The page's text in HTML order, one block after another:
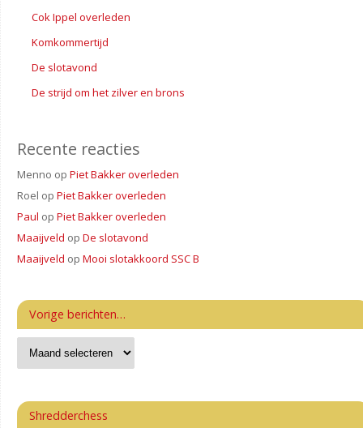
Cok Ippel overleden
Komkommertijd
De slotavond
De strijd om het zilver en brons
Recente reacties
Menno op Piet Bakker overleden
Roel op Piet Bakker overleden
Paul op Piet Bakker overleden
Maaijveld op De slotavond
Maaijveld op Mooi slotakkoord SSC B
Vorige berichten…
Shredderchess